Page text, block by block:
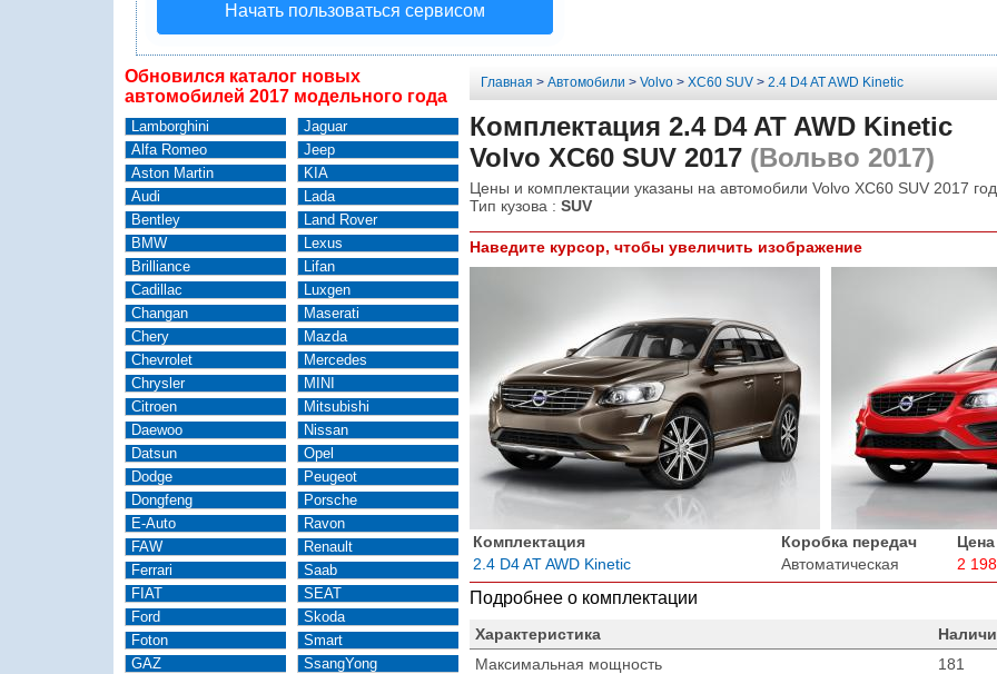
Начать пользоваться сервисом
Обновился каталог новых
автомобилей 2017 модельного года
Lamborghini
Alfa Romeo
Aston Martin
Audi
Bentley
BMW
Brilliance
Cadillac
Changan
Chery
Chevrolet
Chrysler
Citroen
Daewoo
Datsun
Dodge
Dongfeng
E-Auto
FAW
Ferrari
FIAT
Ford
Foton
GAZ
Jaguar
Jeep
KIA
Lada
Land Rover
Lexus
Lifan
Luxgen
Maserati
Mazda
Mercedes
MINI
Mitsubishi
Nissan
Opel
Peugeot
Porsche
Ravon
Renault
Saab
SEAT
Skoda
Smart
SsangYong
Главная > Автомобили > Volvo> XC60 SUV> 2.4 D4 AT AWD Kinetic
Комплектация 2.4 D4 AT AWD Kinetic
Volvo XC60 SUV 2017(Вольво 2017)
Цены и комплектации указаны на автомобили Volvo XC60 SUV 2017
Тип кузова : SUV
Наведите курсор, чтобы увеличить изображение
Комплектация Коробка передач Цена
2.4 D4 AT AWD Kinetic
Автоматическая 2
Подробнее о комплектации
Характеристика
Максимальная мощность
181